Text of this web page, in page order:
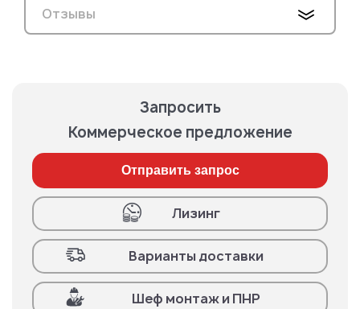
Отзывы
Запросить
Коммерческое предложение
Отправить запрос
Лизинг
Варианты доставки
Шеф монтаж и ПНР